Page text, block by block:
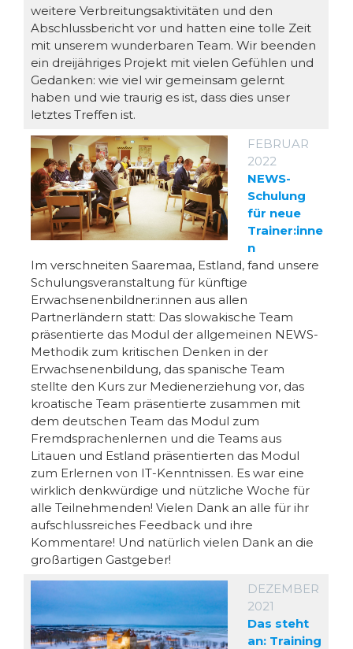
weitere Verbreitungsaktivitäten und den
Abschlussbericht vor und hatten eine tolle Zeit
mit unserem wunderbaren Team. Wir beenden
ein dreijähriges Projekt mit vielen Gefühlen und
Gedanken: wie viel wir gemeinsam gelernt
haben und wie traurig es ist, dass dies unser
letztes Treffen ist.
FEBRUAR
2022
NEWS-
Schulung
für neue
Trainer:inne
n
Im verschneiten Saaremaa, Estland, fand unsere
Schulungsveranstaltung für künftige
Erwachsenenbildner:innen aus allen
Partnerländern statt: Das slowakische Team
präsentierte das Modul der allgemeinen NEWS-
Methodik zum kritischen Denken in der
Erwachsenenbildung, das spanische Team
stellte den Kurs zur Medienerziehung vor, das
kroatische Team präsentierte zusammen mit
dem deutschen Team das Modul zum
Fremdsprachenlernen und die Teams aus
Litauen und Estland präsentierten das Modul
zum Erlernen von IT-Kenntnissen. Es war eine
wirklich denkwürdige und nützliche Woche für
alle Teilnehmenden! Vielen Dank an alle für ihr
aufschlussreiches Feedback und ihre
Kommentare! Und natürlich vielen Dank an die
großartigen Gastgeber!
DEZEMBER
2021
Das steht
an: Training